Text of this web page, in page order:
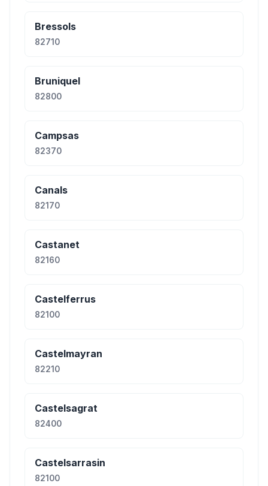
Bressols
82710
Bruniquel
82800
Campsas
82370
Canals
82170
Castanet
82160
Castelferrus
82100
Castelmayran
82210
Castelsagrat
82400
Castelsarrasin
82100